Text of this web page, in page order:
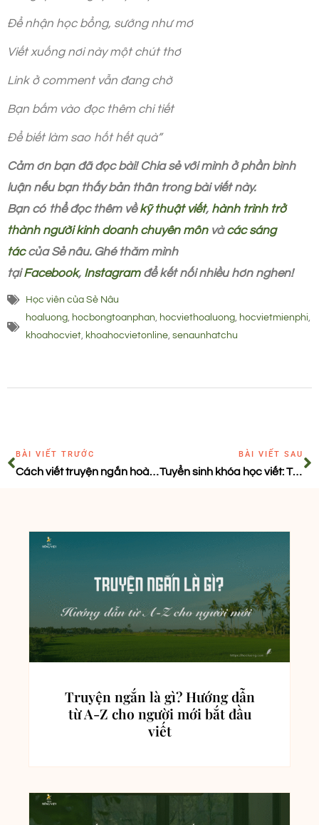
Để nhận học bổng, sướng như mơ
Viết xuống nơi này một chút thơ
Link ở comment vẫn đang chờ
Bạn bấm vào đọc thêm chi tiết
Để biết làm sao hốt hết quà”
Cảm ơn bạn đã đọc bài! Chia sẻ với mình ở phần bình
luận nếu bạn thấy bản thân trong bài viết này.
Bạn có thể đọc thêm vềkỹ thuật viết, hành trình trở
thành người kinh doanh chuyên mônvàcác sáng
táccủa Sẻ nâu. Ghé thăm mình
tạiFacebook, Instagramđể kết nối nhiều hơn nghen!
Học viên của Sẻ Nâu
hoaluong, hocbongtoanphan, hocviethoaluong, hocvietmienphi,
khoahocviet, khoahocvietonline, senaunhatchu
BÀI VIẾT TRƯỚC
Cách viết truyện ngắn hoàn chỉnh cho người mới bắt đầu (Phần 2)
BÀI VIẾT SAU
Tuyển sinh khóa học viết: THƯ TÌNH – TÌNH THƠ (4T)
Truyện ngắn là gì? Hướng dẫn
từ A-Z cho người mới bắt đầu
viết